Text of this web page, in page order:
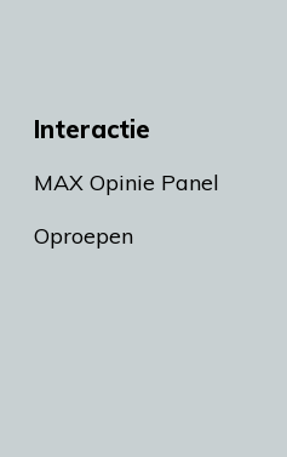
Interactie
MAX Opinie Panel
Oproepen